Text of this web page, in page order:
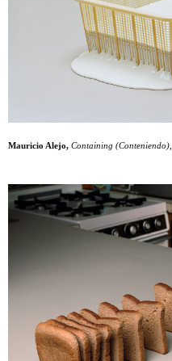
Mauricio Alejo, Containing (Conteniendo),